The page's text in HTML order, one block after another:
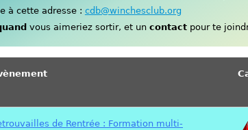
à cette adresse : cdb@winchesclub.org
vous aimeriez sortir, et un contactpour te
de Rentrée : Formation multi-